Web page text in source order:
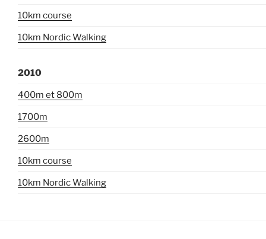
10km course
10km Nordic Walking
2010
400m et 800m
1700m
2600m
10km course
10km Nordic Walking